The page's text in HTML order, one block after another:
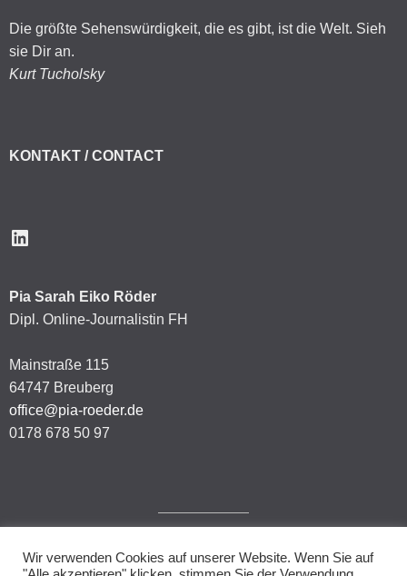
Die größte Sehenswürdigkeit, die es gibt, ist die Welt. Sieh
sie Dir an.
Kurt Tucholsky
KONTAKT / CONTACT
LinkedIn
Pia Sarah Eiko Röder
Dipl. Online-Journalistin FH
Mainstraße 115
64747 Breuberg
office@pia-roeder.de
0178 678 50 97
Impressum
Wir verwenden Cookies auf unserer Website. Wenn Sie auf